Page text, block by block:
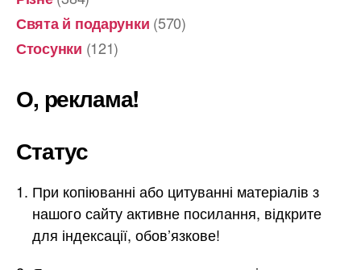
Свята й подарунки (570)
Стосунки (121)
О, реклама!
Статус
При копіюванні або цитуванні матеріалів з
нашого сайту активне посилання, відкрите
для індексації, обов’язкове!